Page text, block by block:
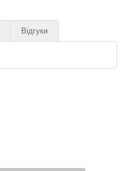
Відгуки